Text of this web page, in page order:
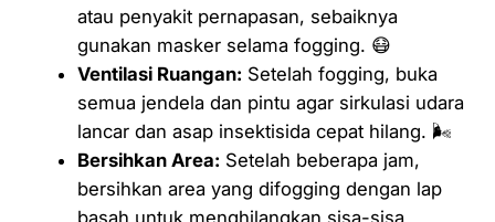
atau penyakit pernapasan, sebaiknya
gunakan masker selama fogging. 😷
Ventilasi Ruangan: Setelah fogging, buka
semua jendela dan pintu agar sirkulasi udara
lancar dan asap insektisida cepat hilang. 🌬️
Bersihkan Area: Setelah beberapa jam,
bersihkan area yang difogging dengan lap
basah untuk menghilangkan sisa-sisa